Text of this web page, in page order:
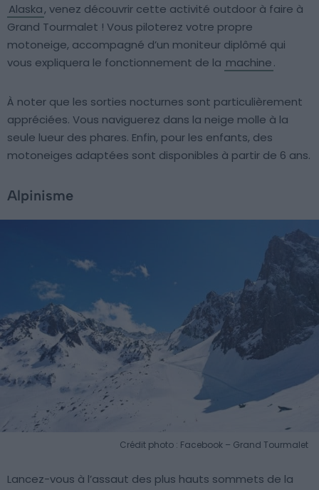
Alaska, venez découvrir cette activité outdoor à faire à
Grand Tourmalet ! Vous piloterez votre propre
motoneige, accompagné d’un moniteur diplômé qui
vous expliquera le fonctionnement de la machine.
À noter que les sorties nocturnes sont particulièrement
appréciées. Vous naviguerez dans la neige molle à la
seule lueur des phares. Enfin, pour les enfants, des
motoneiges adaptées sont disponibles à partir de 6 ans.
Alpinisme
Crédit photo : Facebook – Grand Tourmalet
Lancez-vous à l’assaut des plus hauts sommets de la